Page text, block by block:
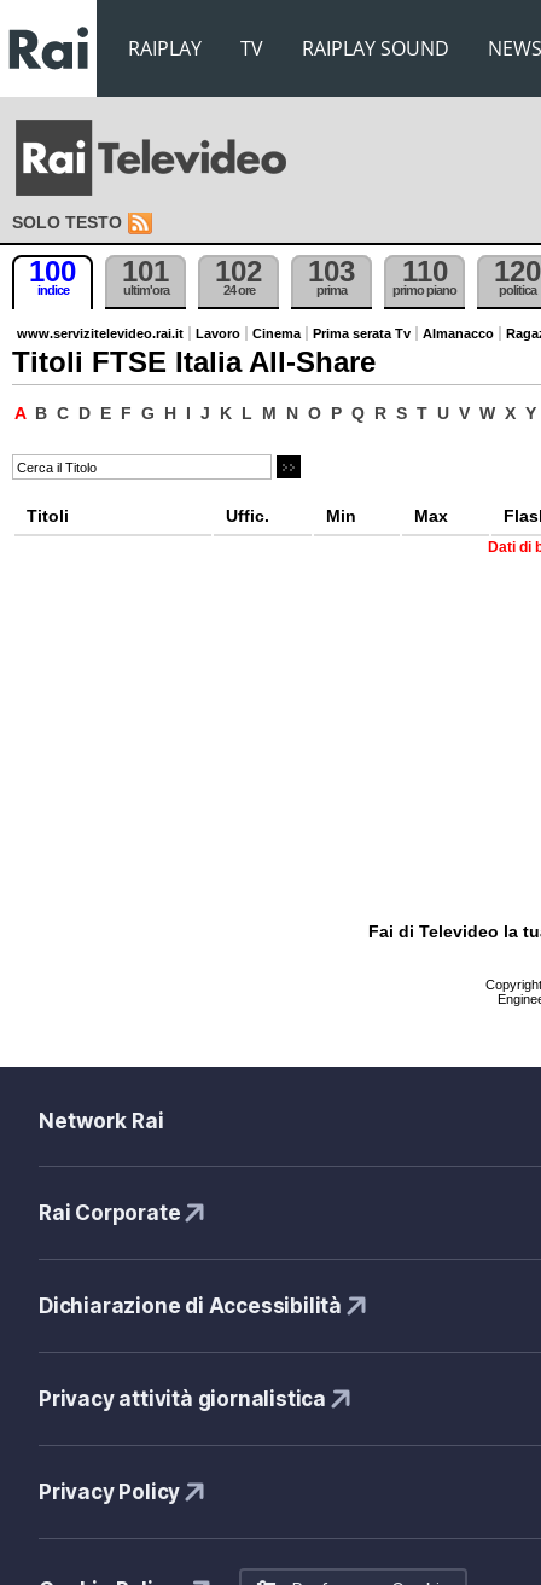
RAIPLAY TV RAIPLAY SOUND NEWS
SOLO TESTO
100
indice
101
ultim'ora
102
24 ore
103
prima
110
primo piano
120
politica
www.servizitelevideo.rai.it Lavoro Cinema Prima serata Tv Almanacco
Titoli FTSE Italia All-Share
A B C D E F G H I J K L M N O P Q R S T U V W X Y
Titoli Uffic. Min Max
Dati di
Fai di Televideo la